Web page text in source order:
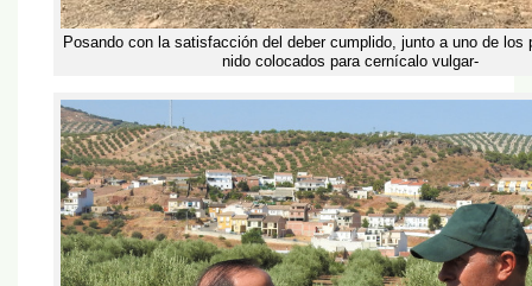
Posando con la satisfacción del deber cumplido, junto a uno de los
nido colocados para cernícalo vulgar-